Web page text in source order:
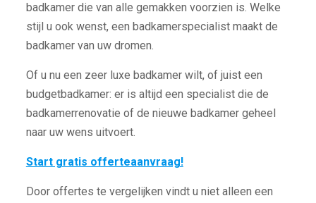
badkamer die van alle gemakken voorzien is. Welke
stijl u ook wenst, een badkamerspecialist maakt de
badkamer van uw dromen.
Of u nu een zeer luxe badkamer wilt, of juist een
budgetbadkamer: er is altijd een specialist die de
badkamerrenovatie of de nieuwe badkamer geheel
naar uw wens uitvoert.
Start gratis offerteaanvraag!
Door offertes te vergelijken vindt u niet alleen een